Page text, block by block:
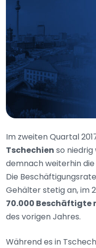
Im zweiten Quartal
Tschechien so niedrig
demnach weiterhin
Die
Gehälter stetig an, im
70.000 Beschäftigte
des vorigen Jahres.
Während es in